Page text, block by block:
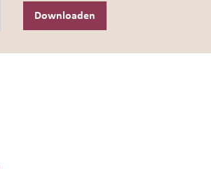
Downloaden